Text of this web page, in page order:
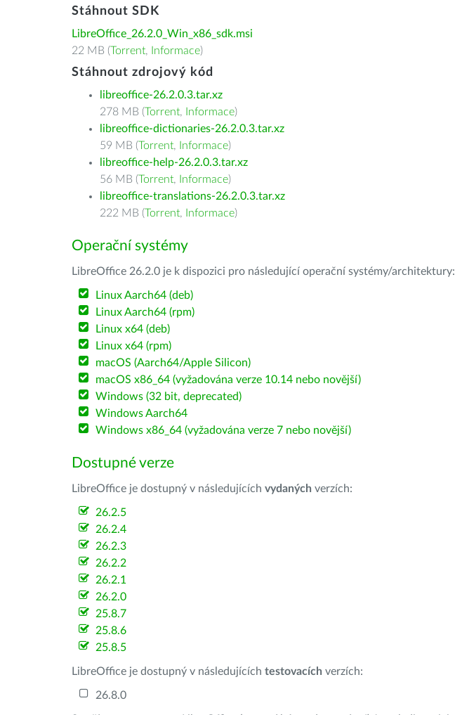
Stáhnout SDK
LibreOffice_26.2.0_Win_x86_sdk.msi
22 MB (Torrent, Informace)
Stáhnout zdrojový kód
libreoffice-26.2.0.3.tar.xz
278 MB (Torrent, Informace)
libreoffice-dictionaries-26.2.0.3.tar.xz
59 MB (Torrent, Informace)
libreoffice-help-26.2.0.3.tar.xz
56 MB (Torrent, Informace)
libreoffice-translations-26.2.0.3.tar.xz
222 MB (Torrent, Informace)
Operační systémy
LibreOffice 26.2.0 je k dispozici pro následující operační systémy/architektury:
Linux Aarch64 (deb)
Linux Aarch64 (rpm)
Linux x64 (deb)
Linux x64 (rpm)
macOS (Aarch64/Apple Silicon)
macOS x86_64 (vyžadována verze 10.14 nebo novější)
Windows (32 bit, deprecated)
Windows Aarch64
Windows x86_64 (vyžadována verze 7 nebo novější)
Dostupné verze
LibreOffice je dostupný v následujících vydaných verzích:
26.2.5
26.2.4
26.2.3
26.2.2
26.2.1
26.2.0
25.8.7
25.8.6
25.8.5
LibreOffice je dostupný v následujících testovacích verzích:
26.8.0